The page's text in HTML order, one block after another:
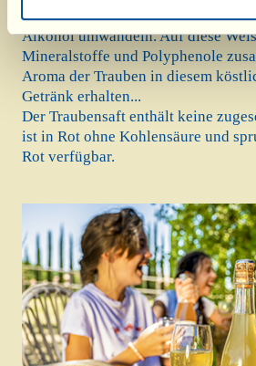
verhindert, dass die vorhandenen
Alkohol umwandeln. Auf diese
Mineralstoffe und Polyphenole
Aroma der Trauben in diesem
Getränk erhalten...
Der Traubensaft enthält keine
ist in Rot ohne Kohlensäure und
Rot verfügbar.